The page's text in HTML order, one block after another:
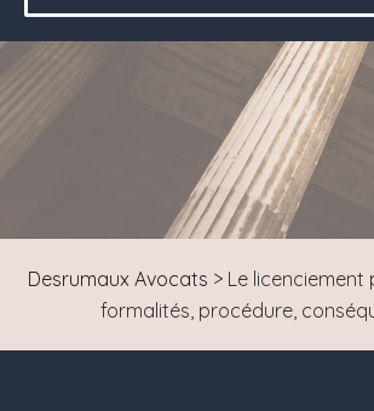
Desrumaux Avocats > Le licenciement
formalités, procédure,